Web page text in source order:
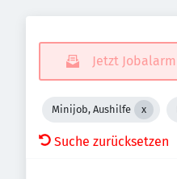
Jetzt
Minijob, Aushilfe
Suche zurücksetzen